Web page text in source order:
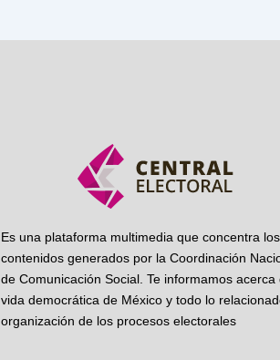
Es una plataforma multimedia que concentra los
contenidos generados por la Coordinación
de Comunicación Social. Te informamos acerca
vida democrática de México y todo lo
organización de los procesos electorales